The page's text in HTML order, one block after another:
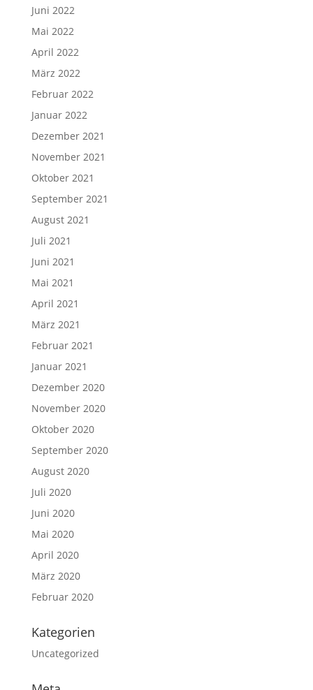
Juni 2022
Mai 2022
April 2022
März 2022
Februar 2022
Januar 2022
Dezember 2021
November 2021
Oktober 2021
September 2021
August 2021
Juli 2021
Juni 2021
Mai 2021
April 2021
März 2021
Februar 2021
Januar 2021
Dezember 2020
November 2020
Oktober 2020
September 2020
August 2020
Juli 2020
Juni 2020
Mai 2020
April 2020
März 2020
Februar 2020
Kategorien
Uncategorized